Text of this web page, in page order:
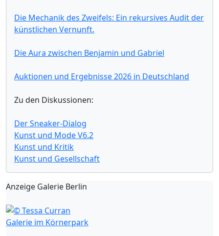
Die Mechanik des Zweifels: Ein rekursives Audit der
künstlichen Vernunft.
Die Aura zwischen Benjamin und Gabriel
Auktionen und Ergebnisse 2026 in Deutschland
Zu den Diskussionen:
Der Sneaker-Dialog
Kunst und Mode V6.2
Kunst und Kritik
Kunst und Gesellschaft
Anzeige Galerie Berlin
Galerie im Körnerpark